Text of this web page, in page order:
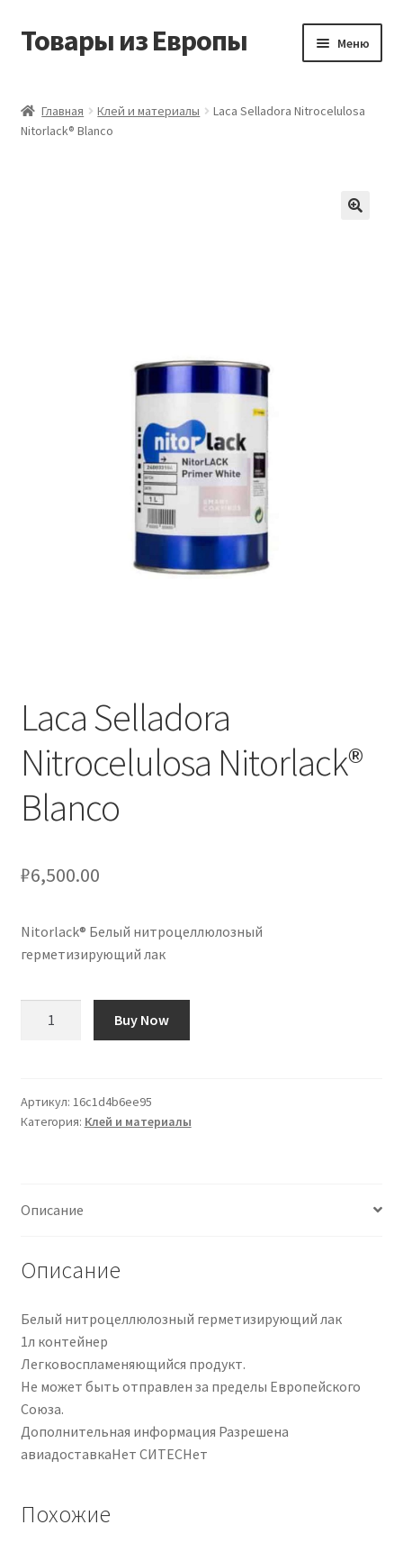
Перейти
Перейти
Товары из Европы Меню
Виды доставки
Оформление заказа
Подтверждение заказа
Главная Клей и материалы
Laca Selladora Nitrocelulosa
Nitorlack® Blanco
Laca Selladora
Nitrocelulosa Nitorlack®
Blanco
₽6,500.00
Nitorlack® Белый нитроцеллюлозный
герметизирующий лак
Nitrocelulosa
Nitorlack®
Buy Now
Артикул: 16c1d4b6ee95
Категория: Клей и материалы
Описание
Описание
Белый нитроцеллюлозный герметизирующий лак
1л контейнер
Легковоспламеняющийся продукт.
Не может быть отправлен за пределы Европейского
Союза.
Дополнительная информация Разрешена
авиадоставкаНет СИТЕСНет
Похожие